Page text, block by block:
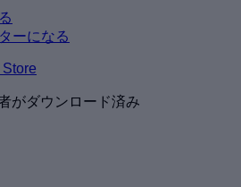
ーになる
がダウンロード済み